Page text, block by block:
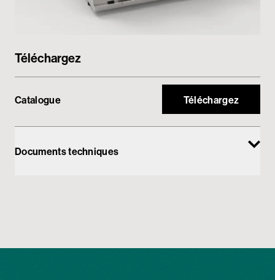
Téléchargez
Catalogue Téléchargez
Documents techniques